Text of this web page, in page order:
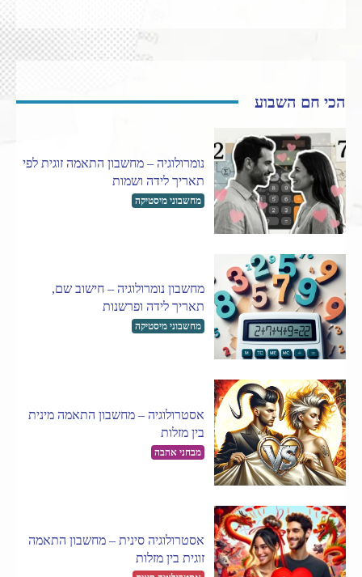
הכי חם השבוע
נומרולוגיה – מחשבון התאמה זוגית לפי
תאריך לידה ושמות
מחשבוני מיסטיקה
מחשבון נומרולוגיה – חישוב שם,
תאריך לידה ופרשנות
מחשבוני מיסטיקה
אסטרולוגיה – מחשבון התאמה מינית
בין מזלות
מבחני אהבה
אסטרולוגיה סינית – מחשבון התאמה
זוגית בין מזלות